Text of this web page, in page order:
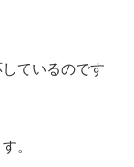
ているのです
。